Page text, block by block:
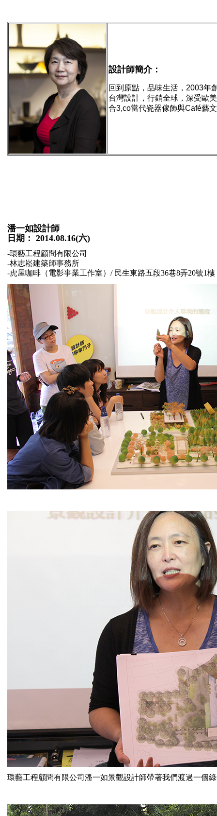
設計師簡介：
回到原點，品味生活，2003年
台灣設計，行銷全球，深受歐
合3,co當代瓷器傢飾與Café藝
潘一如設計師
日期： 2014.08.16(六)
-環藝工程顧問有限公司
-林志崧建築師事務所
-虎屋咖啡（電影事業工作室）/ 民生東路五段36巷8弄20號1樓
環藝工程顧問有限公司潘一如景觀設計師帶著我們渡過一個